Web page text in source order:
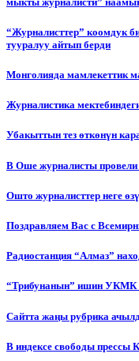
“Журналисттер” коомдук
тууралуу айтып берди
Монголияда мамлекеттик
Журналистика
Убакыттын тез өткөнүн
В Оше журналисты провели
Ошто журналисттер неге
Поздравляем Вас с
Радиостанция “Алмаз”
“Трибунанын” ишин УКМК
Сайтта жаңы рубрика
В индексе свободы прессы